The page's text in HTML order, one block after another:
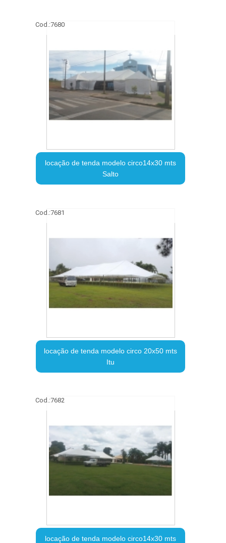
Cod.:7680
locação de tenda modelo circo14x30 mts
Salto
Cod.:7681
locação de tenda modelo circo 20x50 mts
Itu
Cod.:7682
locação de tenda modelo circo14x30 mts